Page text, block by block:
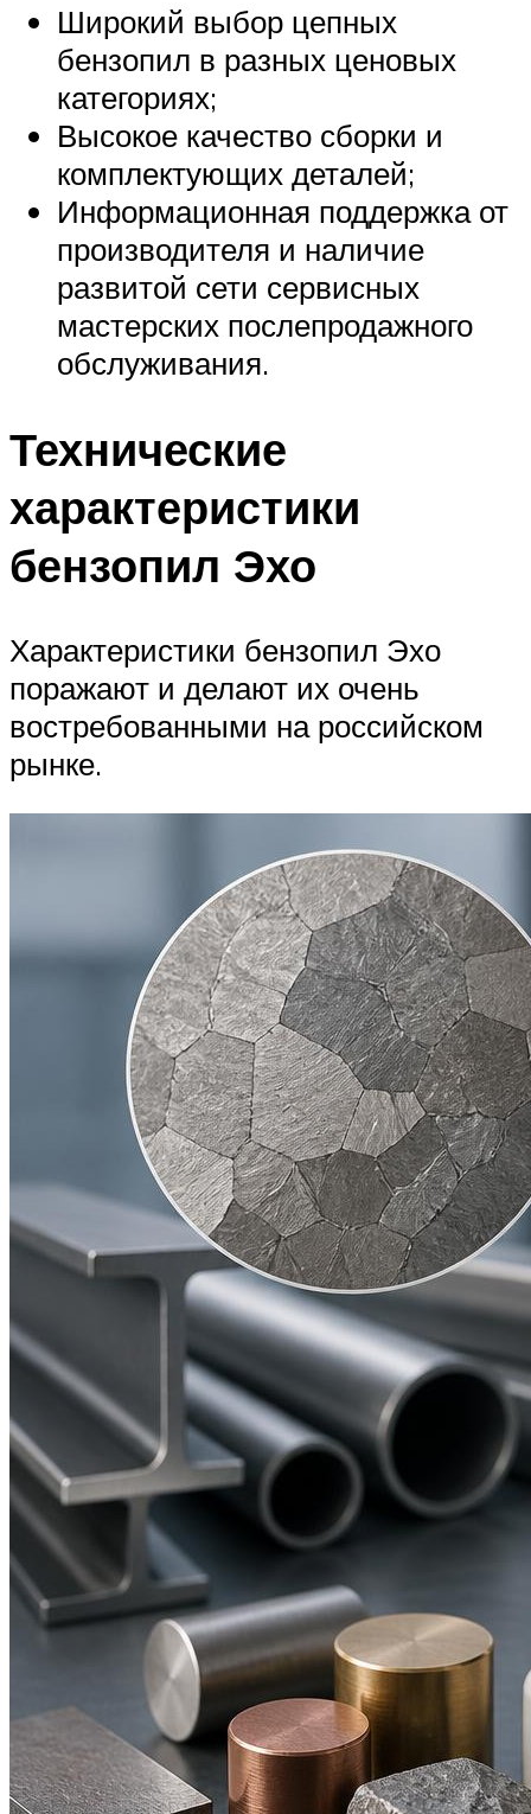
Широкий выбор цепных
бензопил в разных ценовых
категориях;
Высокое качество сборки и
комплектующих деталей;
Информационная поддержка от
производителя и наличие
развитой сети сервисных
мастерских послепродажного
обслуживания.
Технические
характеристики
бензопил Эхо
Характеристики бензопил Эхо
поражают и делают их очень
востребованными на российском
рынке.